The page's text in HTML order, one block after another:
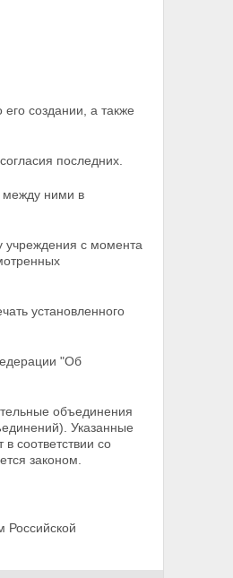
создании, а также
последних.
между ними в
учреждения с момента
установленного
"Об
объединения
Указанные
соответствии со
законом.
Российской